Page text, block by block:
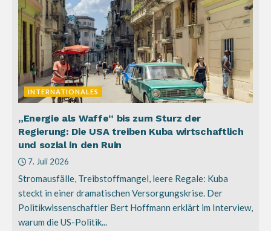
INTERNATIONALES
„Energie als Waffe“ bis zum Sturz der
Regierung: Die USA treiben Kuba wirtschaftlich
und sozial in den Ruin
7. Juli 2026
Stromausfälle, Treibstoffmangel, leere Regale: Kuba
steckt in einer dramatischen Versorgungskrise. Der
Politikwissenschaftler Bert Hoffmann erklärt im Interview,
warum die US-Politik...